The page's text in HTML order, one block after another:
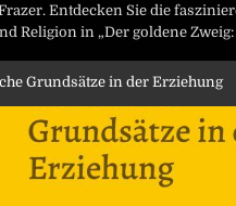
Entdecken Sie die
Religion in „Der goldene
Grundsätze in der Erziehung